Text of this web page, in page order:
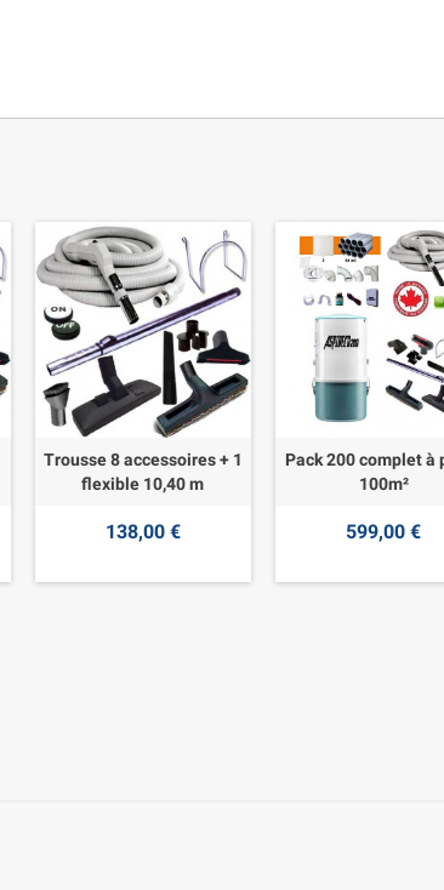
Trousse 8 accessoires + 1
flexible 10,40 m
138,00 €
Pack 200 complet à
100m²
599,00 €